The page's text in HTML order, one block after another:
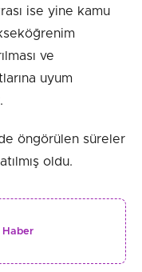
ise yine kamu
ve
uyum
öngörülen süreler
oldu.
Haber